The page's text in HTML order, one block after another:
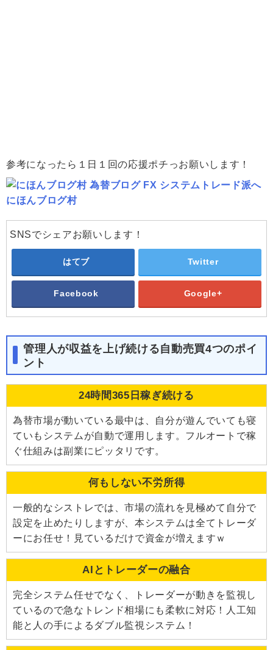
参考になったら１日１回の応援ポチっお願いします！
にほんブログ村
SNSでシェアお願いします！
はてブ Twitter
Facebook Google+
管理人が収益を上げ続ける自動売買4つのポイ
ント
24時間365日稼ぎ続ける
為替市場が動いている最中は、自分が遊んでいても寝
ていもシステムが自動で運用します。フルオートで稼
ぐ仕組みは副業にピッタリです。
何もしない不労所得
一般的なシストレでは、市場の流れを見極めて自分で
設定を止めたりしますが、本システムは全てトレーダ
ーにお任せ！見ているだけで資金が増えますｗ
AIとトレーダーの融合
完全システム任せでなく、トレーダーが動きを監視し
ているので急なトレンド相場にも柔軟に対応！人工知
能と人の手によるダブル監視システム！